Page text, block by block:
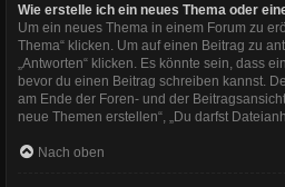
Wie erstelle ich ein neues Thema oder
Um ein neues Thema in einem Forum zu
Thema“ klicken. Um auf einen Beitrag zu
„Antworten“ klicken. Es könnte sein, dass
bevor du einen Beitrag schreiben kannst.
am Ende der Foren- und der
neue Themen erstellen“, „Du darfst
Nach oben